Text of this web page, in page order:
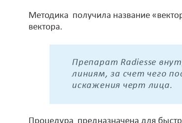
Методика получила название
вектора.
Препарат Radiesse
линиям, за счет чего
искажения черт лица.